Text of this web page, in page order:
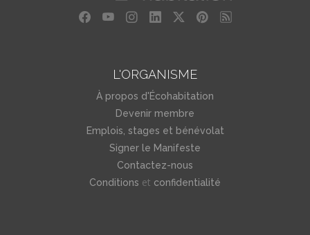
L'ORGANISME
À propos d'Écohabitation
Devenir membre
Emplois, stages et bénévolat
Signer le Manifeste
Contactez-nous
Conditions et confidentialité